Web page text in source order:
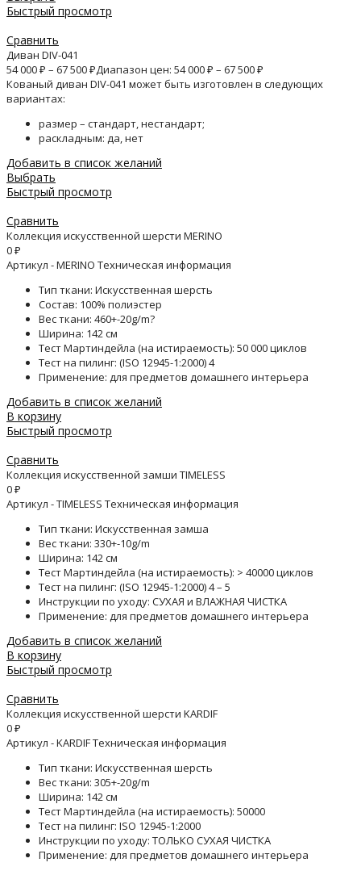
Быстрый просмотр
Сравнить
Диван DIV-041
54 000₽ – 67 500₽Диапазон цен: 54 000 ₽ – 67 500 ₽
Кованый диван DIV-041 может быть изготовлен в следующих
вариантах:
размер – стандарт, нестандарт;
раскладным: да, нет
Добавить в список желаний
Выбрать
Быстрый просмотр
Сравнить
Коллекция искусственной шерсти MERINO
0₽
Артикул - MERINO Техническая информация
Тип ткани: Искусственная шерсть
Состав: 100% полиэстер
Вес ткани: 460+-20g/m?
Ширина: 142 см
Тест Мартиндейла (на истираемость): 50 000 циклов
Тест на пилинг: (ISO 12945-1:2000) 4
Применение: для предметов домашнего интерьера
Добавить в список желаний
В корзину
Быстрый просмотр
Сравнить
Коллекция искусственной замши TIMELESS
0₽
Артикул - TIMELESS Техническая информация
Тип ткани: Искусственная замша
Вес ткани: 330+-10g/m
Ширина: 142 см
Тест Мартиндейла (на истираемость): > 40000 циклов
Тест на пилинг: (ISO 12945-1:2000) 4 – 5
Инструкции по уходу: СУХАЯ и ВЛАЖНАЯ ЧИСТКА
Применение: для предметов домашнего интерьера
Добавить в список желаний
В корзину
Быстрый просмотр
Сравнить
Коллекция искусственной шерсти KARDIF
0₽
Артикул - KARDIF Техническая информация
Тип ткани: Искусственная шерсть
Вес ткани: 305+-20g/m
Ширина: 142 см
Тест Мартиндейла (на истираемость): 50000
Тест на пилинг: ISO 12945-1:2000
Инструкции по уходу: ТОЛЬКО СУХАЯ ЧИСТКА
Применение: для предметов домашнего интерьера